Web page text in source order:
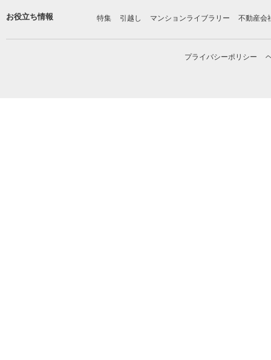
お役立ち情報 特集 引越し マンションライブラリー 不動産会
プライバシーポリシー